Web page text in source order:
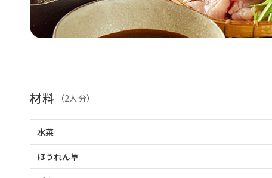
材料 （2人分）
水菜
ほうれん草